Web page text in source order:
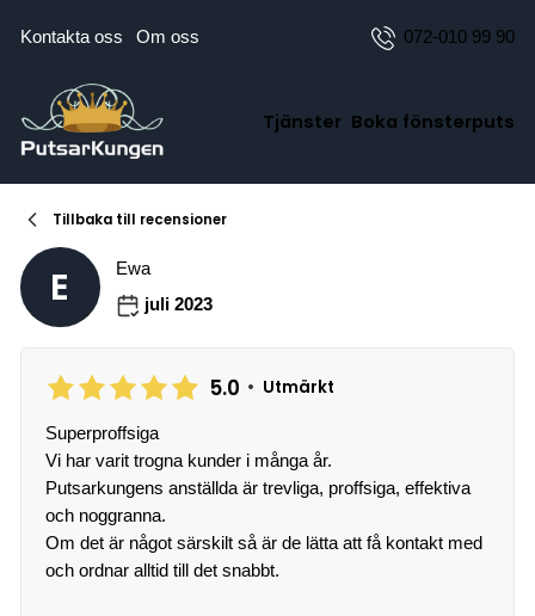
Kontakta oss Om oss 072-010 99 90
Tjänster Boka fönsterputs
Tillbaka till recensioner
E
Ewa
juli 2023
5.0 • Utmärkt
Superproffsiga
Vi har varit trogna kunder i många år.
Putsarkungens anställda är trevliga, proffsiga, effektiva
och noggranna.
Om det är något särskilt så är de lätta att få kontakt med